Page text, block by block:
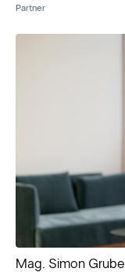
Partner
Mag. Simon